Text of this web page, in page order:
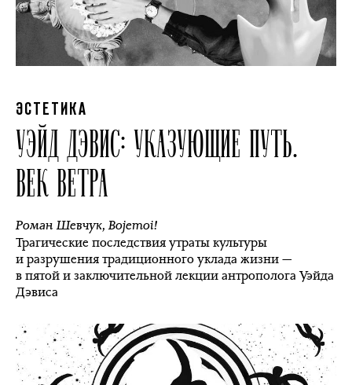
ЭСТЕТИКА
УЭЙД ДЭВИС: УКАЗУЮЩИЕ ПУТЬ.
ВЕК ВЕТРА
Роман Шевчук,Bojemoi!
Трагические последствия утраты культуры
и разрушения традиционного уклада жизни —
в пятой и заключительной лекции антрополога Уэйда
Дэвиса